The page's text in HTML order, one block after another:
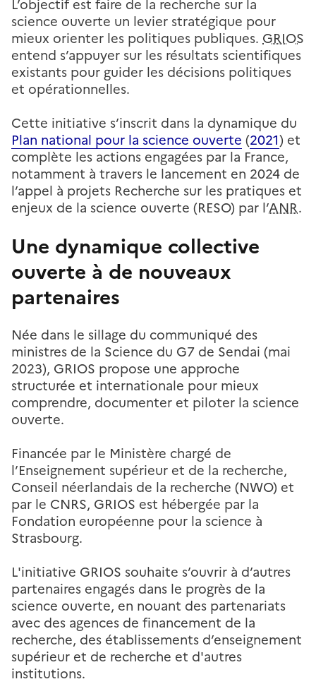
L’objectif est faire de la recherche sur la
science ouverte un levier stratégique pour
mieux orienter les politiques publiques. GRIOS
entend s’appuyer sur les résultats scientifiques
existants pour guider les décisions politiques
et opérationnelles.
Cette initiative s’inscrit dans la dynamique du
Plan national pour la science ouverte (2021) et
complète les actions engagées par la France,
notamment à travers le lancement en 2024 de
l’appel à projets Recherche sur les pratiques et
enjeux de la science ouverte (RESO) par l’ANR.
Une dynamique collective
ouverte à de nouveaux
partenaires
Née dans le sillage du communiqué des
ministres de la Science du G7 de Sendai (mai
2023), GRIOS propose une approche
structurée et internationale pour mieux
comprendre, documenter et piloter la science
ouverte.
Financée par le Ministère chargé de
l’Enseignement supérieur et de la recherche,
Conseil néerlandais de la recherche (NWO) et
par le CNRS, GRIOS est hébergée par la
Fondation européenne pour la science à
Strasbourg.
L'initiative GRIOS souhaite s’ouvrir à d’autres
partenaires engagés dans le progrès de la
science ouverte, en nouant des partenariats
avec des agences de financement de la
recherche, des établissements d’enseignement
supérieur et de recherche et d'autres
institutions.